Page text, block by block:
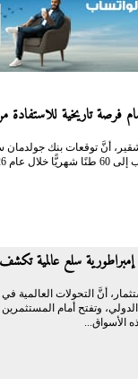
فرصة تاريخية للاستفادة
شقير، أنَّ توقعات بنك
سلع عالمية
أنَّ التحولات العالمية
وتفتح أمام
الأسواق...